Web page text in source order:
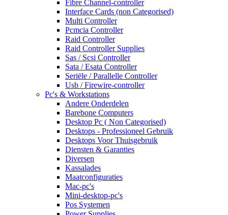
Fibre Channel-controller
Interface Cards (non Categorised)
Multi Controller
Pcmcia Controller
Raid Controller
Raid Controller Supplies
Sas / Scsi Controller
Sata / Esata Controller
Seriële / Parallelle Controller
Usb / Firewire-controller
Pc's & Workstations
Andere Onderdelen
Barebone Computers
Desktop Pc ( Non Categorised)
Desktops - Professioneel Gebruik
Desktops Voor Thuisgebruik
Diensten & Garanties
Diversen
Kassalades
Maatconfiguraties
Mac-pc's
Mini-desktop-pc's
Pos Systemen